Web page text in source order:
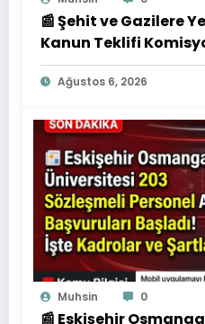
📰 Şehit ve Gazilere
Kanun Teklifi
Düzenlemenin
Ağustos 6, 2026
Muhsin 0
📰 Eskişehir